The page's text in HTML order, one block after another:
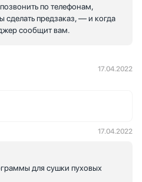
по телефонам,
сделать предзаказ, — и когда
сообщит вам.
17.04.2022
17.04.2022
для сушки пуховых